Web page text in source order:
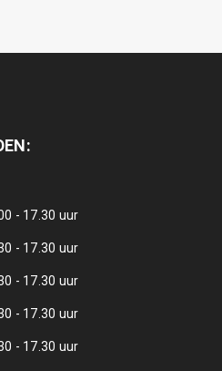
- 17.30 uur
- 17.30 uur
- 17.30 uur
- 17.30 uur
- 17.30 uur